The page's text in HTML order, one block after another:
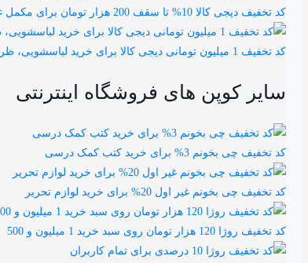
کد تخفیف دیجی کالا 10% تا سقف 200 هزار تومان برای مکمل غذایی و ورزشی
کد تخفیف 1 میلیون تومانی دیجی کالا برای خرید لباسشویی، ظرفشویی، یخچال و تلوزیون
سایر کوپن های فروشگاه اینترنتی
کد تخفیف چی بخونم 3% برای خرید کتب کمک درسی
کد تخفیف چی بخونم غیر اول 20% برای خرید لوازم تحریر
کد تخفیف روژا 120 هزار تومان روی سبد خرید 1 میلیون و 500